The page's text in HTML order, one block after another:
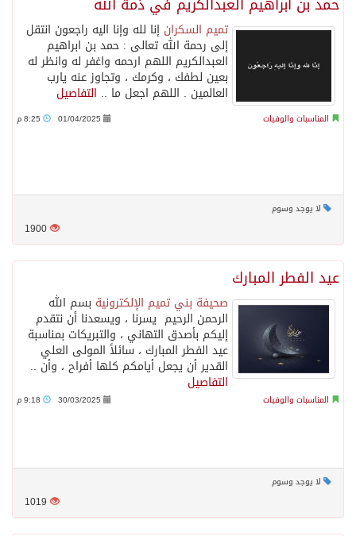
تميم السكران إنا لله وإنا اليه راجعون انتقل
إلى رحمة الله تعالى : حمد بن ابراهيم
العبدالكريم اللهم ارحمه واغفر له وانظر له
بعين لطفك ، وكرمك ، وتجاوز عنه يارب
العالمين . اللهم اجعل ما .. التفاصيل
المناسبات والوفيات 01/04/2025
لا يوجد وسوم
1900
عيد الفطر المبارك
صحيفة بني تميم الإلكترونية ‏بسم الله
الرحمن الرحيم ‏ يسرنا ، ويسعدنا أن نتقدم
إليكم بأصدق التهاني ، والتبريكات بمناسبة
عيد الفطر المبارك ، سائلاً المولى العلي
القدير أن يجعل أيامكم كلها أفراح ، وأن ..
التفاصيل
المناسبات والوفيات 30/03/2025
لا يوجد وسوم
1019